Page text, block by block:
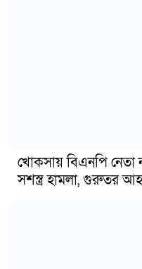
খোকসায় বিএনপি
সশস্ত্র হামলা, গুরুতর